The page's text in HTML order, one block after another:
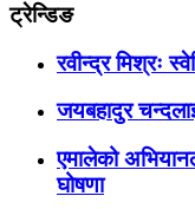
ट्रेन्डिङ
रवीन्द्र मिश्रः
जयबहादुर
एमालेको
घोषणा